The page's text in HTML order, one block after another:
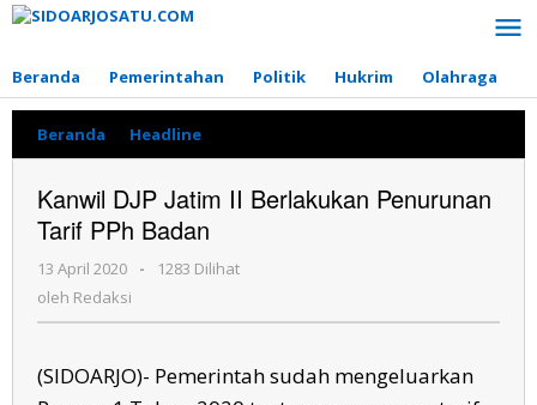
Lewati
Beranda
Pemerintahan Politik Hukrim Olahraga
Beranda Headline
DJP
Tarif
Badan
Kanwil DJP Jatim II Berlakukan Penurunan
Tarif PPh Badan
13 April 2020
oleh
-
1283 Dilihat
oleh Redaksi
(SIDOARJO)- Pemerintah sudah mengeluarkan